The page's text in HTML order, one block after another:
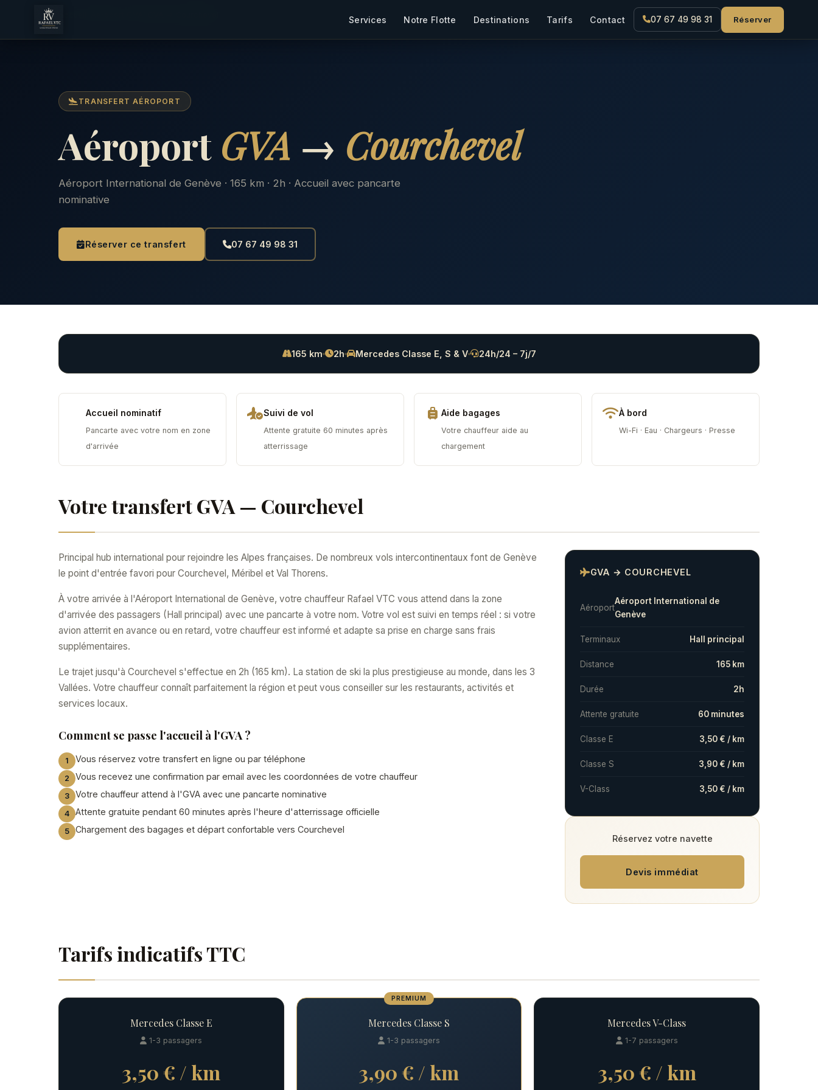
Services Notre Flotte Destinations Tarifs Contact 07 67 49 98 31 Réserver
TRANSFERT AÉROPORT
Aéroport GVA → Courchevel
Aéroport International de Genève · 165 km · 2h · Accueil avec pancarte
nominative
Réserver ce transfert 07 67 49 98 31
165 km 2h Mercedes Classe E, S & V 24h/24 – 7j/7
Accueil nominatif
Pancarte avec votre nom en zone
d'arrivée
Suivi de vol
Attente gratuite 60 minutes après
atterrissage
Aide bagages
Votre chauffeur aide au
chargement
À bord
Wi-Fi · Eau · Chargeurs · Presse
Votre transfert GVA — Courchevel
Principal hub international pour rejoindre les Alpes françaises. De nombreux vols intercontinentaux font de Genève
le point d'entrée favori pour Courchevel, Méribel et Val Thorens.
À votre arrivée à l'Aéroport International de Genève, votre chauffeur Rafael VTC vous attend dans la zone
d'arrivée des passagers (Hall principal) avec une pancarte à votre nom. Votre vol est suivi en temps réel : si votre
avion atterrit en avance ou en retard, votre chauffeur est informé et adapte sa prise en charge sans frais
supplémentaires.
Le trajet jusqu'à Courchevel s'effectue en 2h (165 km). La station de ski la plus prestigieuse au monde, dans les 3
Vallées. Votre chauffeur connaît parfaitement la région et peut vous conseiller sur les restaurants, activités et
services locaux.
Comment se passe l'accueil à l'GVA ?
Vous réservez votre transfert en ligne ou par téléphone
Vous recevez une confirmation par email avec les coordonnées de votre chauffeur
Votre chauffeur attend à l'GVA avec une pancarte nominative
Attente gratuite pendant 60 minutes après l'heure d'atterrissage officielle
Chargement des bagages et départ confortable vers Courchevel
GVA → COURCHEVEL
Aéroport
Aéroport International de
Genève
Terminaux Hall principal
Distance 165 km
Durée 2h
Attente gratuite 60 minutes
Classe E 3,50 € / km
Classe S 3,90 € / km
V-Class 3,50 € / km
Réservez votre navette
Devis immédiat
Tarifs indicatifs TTC
Mercedes Classe E
1-3 passagers
3,50 € / km
PREMIUM
Mercedes Classe S
1-3 passagers
3,90 € / km
Mercedes V-Class
1-7 passagers
3,50 € / km